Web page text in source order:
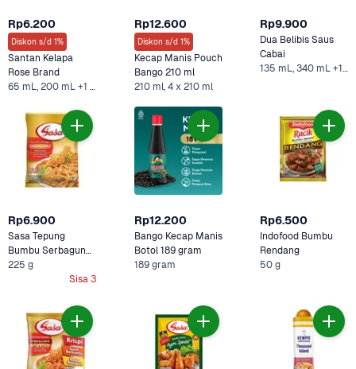
Rp6.200
Diskon s/d 1%
Santan Kelapa
Rose Brand
65 mL, 200 mL +1 Lainnya
Rp12.600
Diskon s/d 1%
Kecap Manis Pouch
Bango 210 ml
210 ml, 4 x 210 ml
Rp9.900
Dua Belibis Saus
135 mL, 340 mL +1 Lainnya
Rp6.900
Sasa Tepung
Bumbu Serbaguna
225 g
Sisa 3
Rp12.200
Bango Kecap Manis
Botol 189 gram
189 gram
Rp6.500
Indofood Bumbu
Rendang
50 g